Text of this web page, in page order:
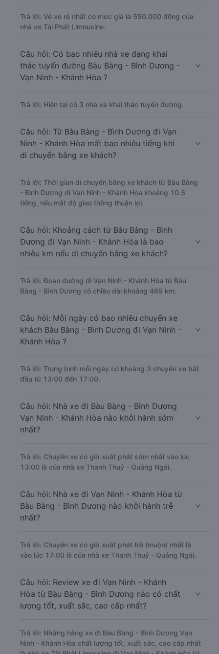
Trả lời: Vé xe rẻ nhất có mức giá là 550.000 đồng của
nhà xe Tài Phát Limousine.
Câu hỏi: Có bao nhiêu nhà xe đang khai
thác tuyến đường Bàu Bàng - Bình Dương -
Vạn Ninh - Khánh Hòa ?
Trả lời: Hiện tại có 3 nhà xe khai thác tuyến đường.
Câu hỏi: Từ Bàu Bàng - Bình Dương đi Vạn
Ninh - Khánh Hòa mất bao nhiêu tiếng khi
di chuyển bằng xe khách?
Trả lời: Thời gian di chuyển bằng xe khách từ Bàu Bàng
- Bình Dương đi Vạn Ninh - Khánh Hòa khoảng 10.5
tiếng, nếu mật độ giao thông thuận lợi.
Câu hỏi: Khoảng cách từ Bàu Bàng - Bình
Dương đi Vạn Ninh - Khánh Hòa là bao
nhiêu km nếu di chuyển bằng xe khách?
Trả lời: Đoạn đường đi Vạn Ninh - Khánh Hòa từ Bàu
Bàng - Bình Dương có chiều dài khoảng 469 km.
Câu hỏi: Mỗi ngày có bao nhiêu chuyến xe
khách Bàu Bàng - Bình Dương đi Vạn Ninh -
Khánh Hòa ?
Trả lời: Trung bình mỗi ngày có khoảng 3 chuyến xe bắt
đầu từ 13:00 đến 17:00.
Câu hỏi: Nhà xe đi Bàu Bàng - Bình Dương
Vạn Ninh - Khánh Hòa nào khởi hành sớm
nhất?
Trả lời: Chuyến xe có giờ xuất phát sớm nhất vào lúc
13:00 là của nhà xe Thanh Thuỷ - Quảng Ngãi.
Câu hỏi: Nhà xe đi Vạn Ninh - Khánh Hòa từ
Bàu Bàng - Bình Dương nào khởi hành trễ
nhất?
Trả lời: Chuyến xe có giờ xuất phát trễ (muộn) nhất là
vào lúc 17:00 là của nhà xe Thanh Thuỷ - Quảng Ngãi.
Câu hỏi: Review xe đi Vạn Ninh - Khánh
Hòa từ Bàu Bàng - Bình Dương nào có chất
lượng tốt, xuất sắc, cao cấp nhất?
Trả lời: Những hãng xe đi Bàu Bàng - Bình Dương Vạn
Ninh - Khánh Hòa chất lượng tốt, xuất sắc, cao cấp nhất